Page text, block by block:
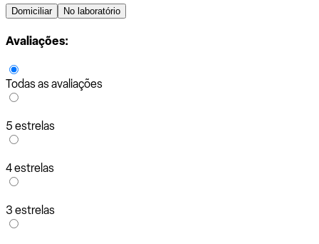
Domiciliar No laboratório
Avaliações:
Todas as avaliações
5 estrelas
4 estrelas
3 estrelas